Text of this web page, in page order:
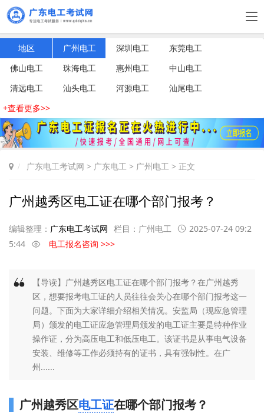
地区 广州电工 深圳电工
东莞电工
佛山电工
珠海电工 惠州电工
中山电工
清远电工
汕头电工 河源电工
汕尾电工
+查看更多>>
广东电工考试网 > 广东电工 > 广州电工 > 正文
广州越秀区电工证在哪个部门报考？
编辑整理： 广东电工考试网 栏目： 广州电工
2025-07-24 09:2
5:44
电工报名咨询 >>>
【导读】广州越秀区电工证在哪个部门报考？在广州越秀
区，想要报考电工证的人员往往会关心在哪个部门报考这一
问题。下面为大家详细介绍相关情况。安监局（现应急管理
局）颁发的电工证应急管理局颁发的电工证主要是特种作业
操作证，分为高压电工和低压电工。该证书是从事电气设备
安装、维修等工作必须持有的证书，具有强制性。在广
州......
广州越秀区电工证在哪个部门报考？